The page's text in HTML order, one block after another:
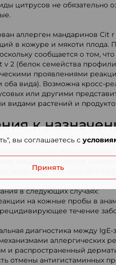
цитрусов не обязательно
аллерген мандаринов Cit
в кожуре и мякоти плода.
сообщается о том,
v 2 (белок семейства
проявлениями
оба вида). Возможна кросс-
или другими
видами растений и
к
заболеваний
аллергенам): бронхиальная
пищевая аллергия.
общего IgE (см. тест № 60-011).
в следующих случаях:
на кожные пробы в
течение
диагностика между
аллергических
и распространенный
отмены антигистаминных
вы соглашаетесь с
Принять